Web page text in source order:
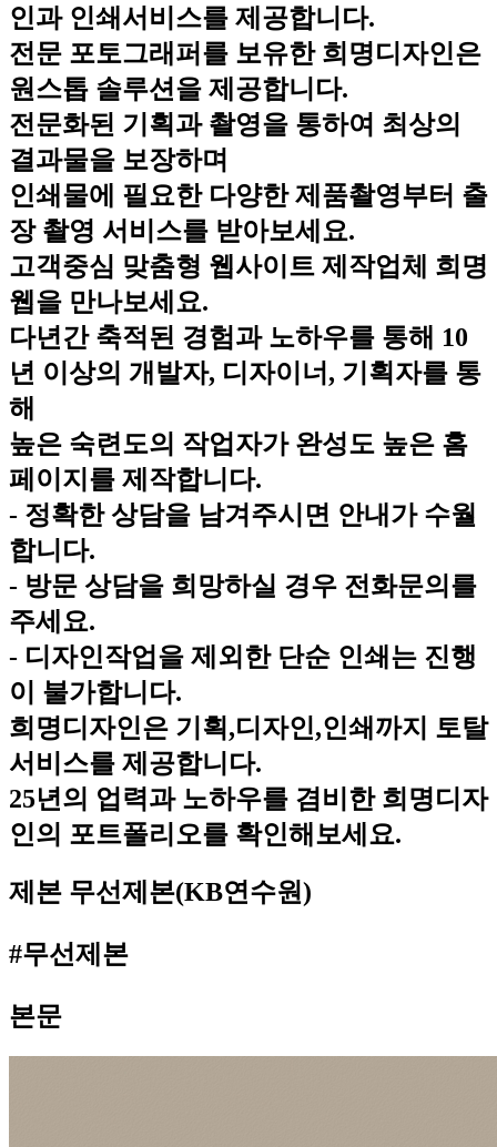
인과 인쇄서비스를 제공합니다.
전문 포토그래퍼를 보유한 희명디자인은
원스톱 솔루션을 제공합니다.
전문화된 기획과 촬영을 통하여 최상의
결과물을 보장하며
인쇄물에 필요한 다양한 제품촬영부터 출
장 촬영 서비스를 받아보세요.
고객중심 맞춤형 웹사이트 제작업체 희명
웹을 만나보세요.
다년간 축적된 경험과 노하우를 통해 10
년 이상의 개발자, 디자이너, 기획자를 통
해
높은 숙련도의 작업자가 완성도 높은 홈
페이지를 제작합니다.
- 정확한 상담을 남겨주시면 안내가 수월
합니다.
- 방문 상담을 희망하실 경우 전화문의를
주세요.
- 디자인작업을 제외한 단순 인쇄는 진행
이 불가합니다.
희명디자인은 기획,디자인,인쇄까지 토탈
서비스를 제공합니다.
25년의 업력과 노하우를 겸비한 희명디자
인의 포트폴리오를 확인해보세요.
제본 무선제본(KB연수원)
#무선제본
본문